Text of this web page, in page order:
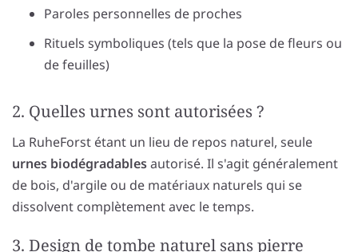
Paroles personnelles de proches
Rituels symboliques (tels que la pose de fleurs ou
de feuilles)
2. Quelles urnes sont autorisées ?
La RuheForst étant un lieu de repos naturel, seule
urnes biodégradablesautorisé. Il s'agit généralement
de bois, d'argile ou de matériaux naturels qui se
dissolvent complètement avec le temps.
3. Design de tombe naturel sans pierre